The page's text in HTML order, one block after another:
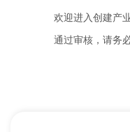
欢迎进入创建产
通过审核，请务